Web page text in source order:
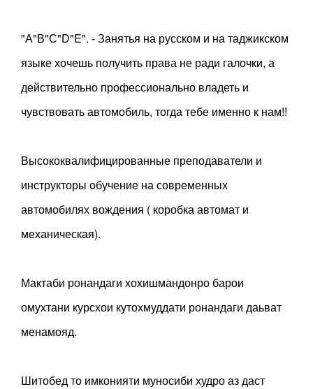
"А"В"С"D"E". - Занятья на русском и на таджикском
языке хочешь получить права не ради галочки, а
действительно профессионально владеть и
чувствовать автомобиль, тогда тебе именно к нам!!
Высококвалифицированные преподаватели и
инструкторы обучение на современных
автомобилях вождения ( коробка автомат и
механическая).
Мактаби ронандаги хохишмандонро барои
омухтани курсхои кутохмуддати ронандаги даьват
менамояд.
Шитобед то имконияти муносиби худро аз даст